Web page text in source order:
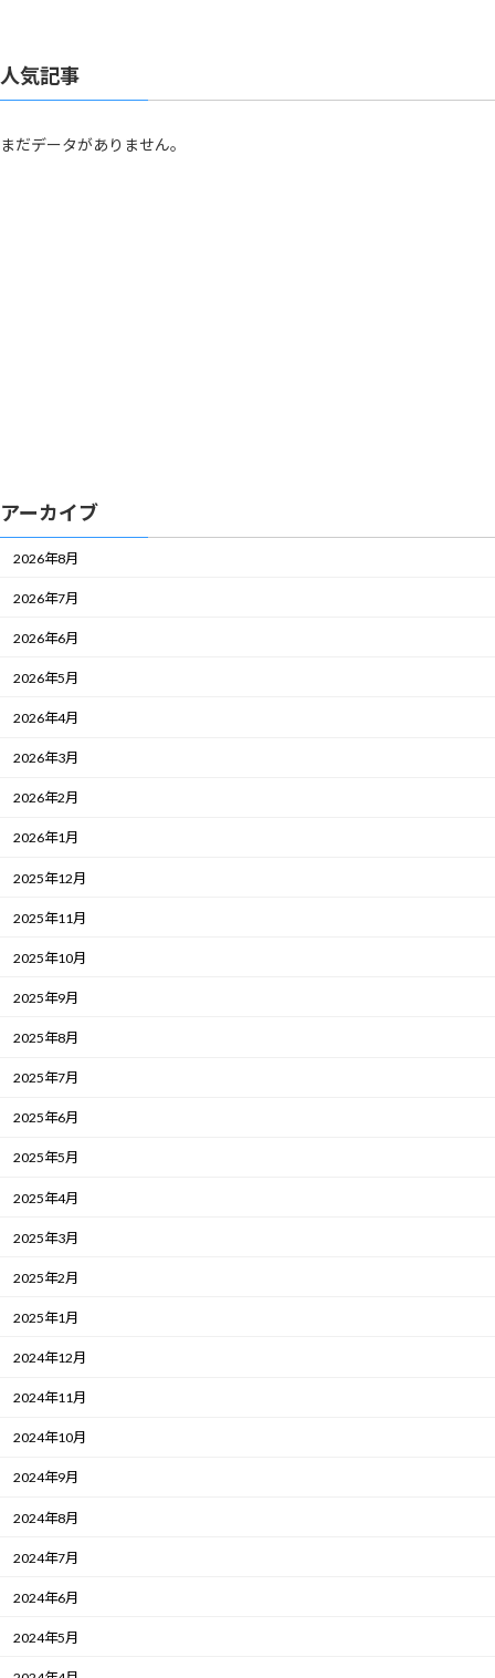
人気記事
まだデータがありません。
アーカイブ
2026年8月
2026年7月
2026年6月
2026年5月
2026年4月
2026年3月
2026年2月
2026年1月
2025年12月
2025年11月
2025年10月
2025年9月
2025年8月
2025年7月
2025年6月
2025年5月
2025年4月
2025年3月
2025年2月
2025年1月
2024年12月
2024年11月
2024年10月
2024年9月
2024年8月
2024年7月
2024年6月
2024年5月